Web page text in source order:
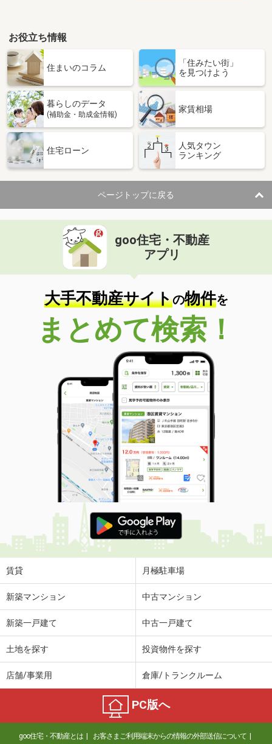
お役立ち情報
住まいのコラム
「住みたい街」
を見つけよう
暮らしのデータ
(補助金・助成金情報)
家賃相場
住宅ローン
人気タウン
ランキング
ページトップに戻る
goo住宅・不動産
アプリ
大手不動産サイトの物件を
まとめて検索！
賃貸 月極駐車場
新築マンション 中古マンション
新築一戸建て 中古一戸建て
土地を探す 投資物件を探す
店舗/事業用 倉庫/トランクルーム
PC版へ
goo住宅・不動産とは お客さまご利用端末からの情報の外部送信について